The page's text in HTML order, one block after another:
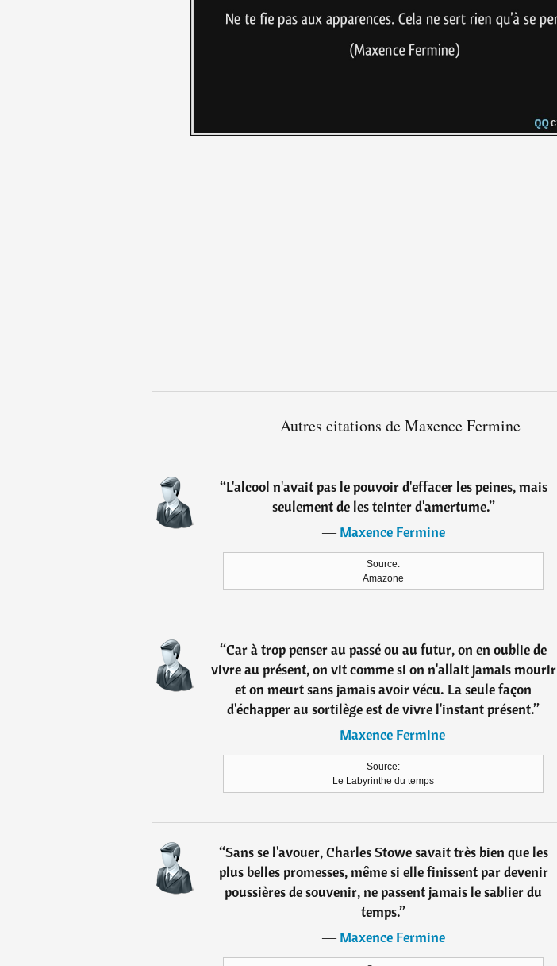
Autres citations de Maxence Fermine
“L'alcool n'avait pas le pouvoir d'effacer les peines, mais
seulement de les teinter d'amertume.”
―Maxence Fermine
Source:
Amazone
“Car à trop penser au passé ou au futur, on en oublie de
vivre au présent, on vit comme si on n'allait jamais mourir
et on meurt sans jamais avoir vécu. La seule façon
d'échapper au sortilège est de vivre l'instant présent.”
―Maxence Fermine
Source:
Le Labyrinthe du temps
“Sans se l'avouer, Charles Stowe savait très bien que les
plus belles promesses, même si elle finissent par devenir
poussières de souvenir, ne passent jamais le sablier du
temps.”
―Maxence Fermine